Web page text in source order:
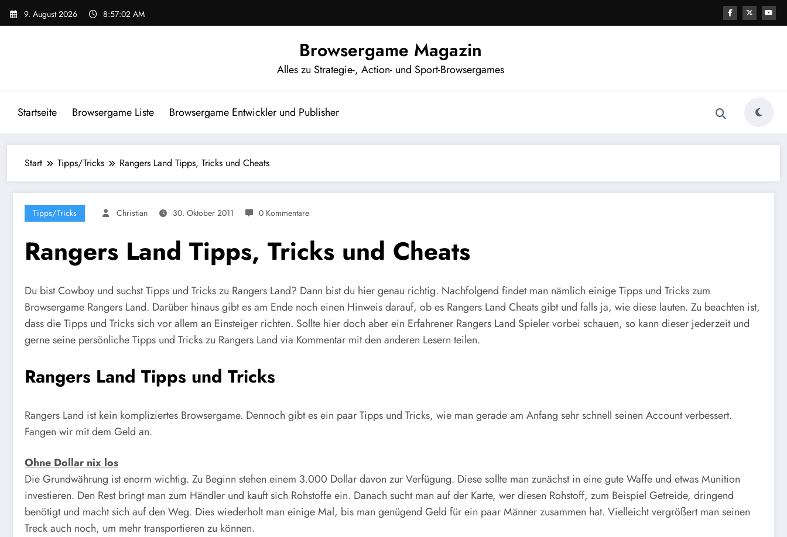
Zum
Inhalt
9. August 2026 8:57:03 AM
Browsergame Magazin
Alles zu Strategie-, Action- und Sport-Browsergames
Startseite Browsergame Liste Browsergame Entwickler und Publisher
Start Tipps/Tricks Rangers Land Tipps, Tricks und Cheats
Tipps/Tricks Christian 30. Oktober 2011 0 Kommentare
Rangers Land Tipps, Tricks und Cheats
Du bist Cowboy und suchst Tipps und Tricks zu Rangers Land? Dann bist du hier genau richtig. Nachfolgend findet man nämlich einige Tipps und Tricks zum
Browsergame Rangers Land. Darüber hinaus gibt es am Ende noch einen Hinweis darauf, ob es Rangers Land Cheats gibt und falls ja, wie diese lauten. Zu beachten ist,
dass die Tipps und Tricks sich vor allem an Einsteiger richten. Sollte hier doch aber ein Erfahrener Rangers Land Spieler vorbei schauen, so kann dieser jederzeit und
gerne seine persönliche Tipps und Tricks zu Rangers Land via Kommentar mit den anderen Lesern teilen.
Rangers Land Tipps und Tricks
Rangers Land ist kein kompliziertes Browsergame. Dennoch gibt es ein paar Tipps und Tricks, wie man gerade am Anfang sehr schnell seinen Account verbessert.
Fangen wir mit dem Geld an.
Ohne Dollar nix los
Die Grundwährung ist enorm wichtig. Zu Beginn stehen einem 3.000 Dollar davon zur Verfügung. Diese sollte man zunächst in eine gute Waffe und etwas Munition
investieren. Den Rest bringt man zum Händler und kauft sich Rohstoffe ein. Danach sucht man auf der Karte, wer diesen Rohstoff, zum Beispiel Getreide, dringend
benötigt und macht sich auf den Weg. Dies wiederholt man einige Mal, bis man genügend Geld für ein paar Männer zusammen hat. Vielleicht vergrößert man seinen
Treck auch noch, um mehr transportieren zu können.